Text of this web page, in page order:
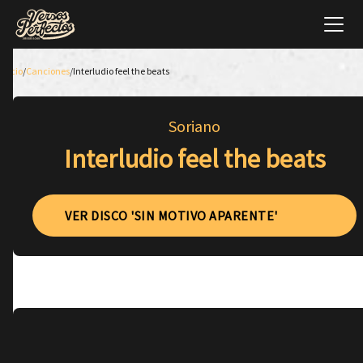
Inicio/Canciones/Interludio feel the beats
Soriano
Interludio feel the beats
VER DISCO 'SIN MOTIVO APARENTE'